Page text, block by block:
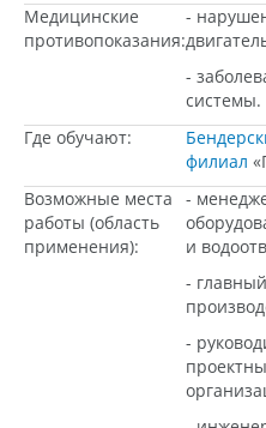
Медицинские
противопоказания:
-
-
системы.
Где обучают:
филиал
Возможные места
работы (область
применения):
-
и
-
-